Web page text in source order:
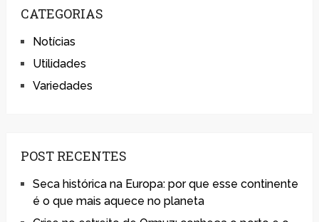
CATEGORIAS
Notícias
Utilidades
Variedades
POST RECENTES
Seca histórica na Europa: por que esse continente
é o que mais aquece no planeta